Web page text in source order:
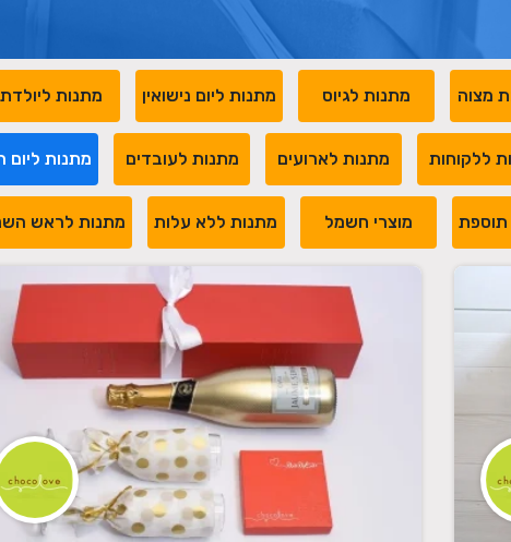
מצוה מתנות לגיוס מתנות ליום נישואין מתנות ליולדת
ללקוחות מתנות לארועים מתנות לעובדים מתנות
מוצרי חשמל מתנות ללא עלות מתנות לראש